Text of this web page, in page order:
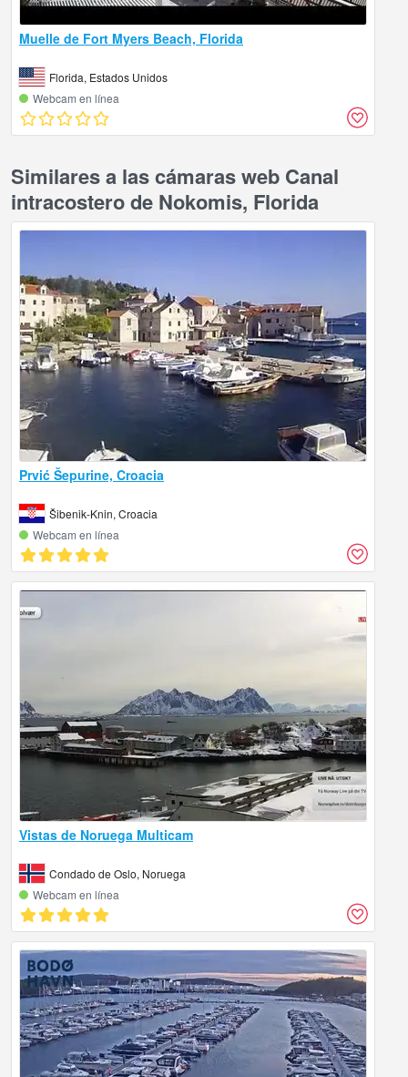
Muelle de Fort Myers Beach, Florida
Florida, Estados Unidos
Webcam en línea
Similares a las cámaras web Canal
intracostero de Nokomis, Florida
Prvić Šepurine, Croacia
Šibenik-Knin, Croacia
Webcam en línea
Vistas de Noruega Multicam
Condado de Oslo, Noruega
Webcam en línea